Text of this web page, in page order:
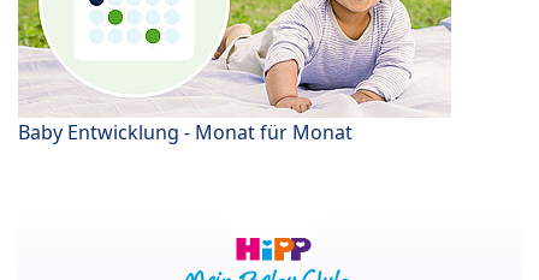
Baby Entwicklung - Monat für Monat